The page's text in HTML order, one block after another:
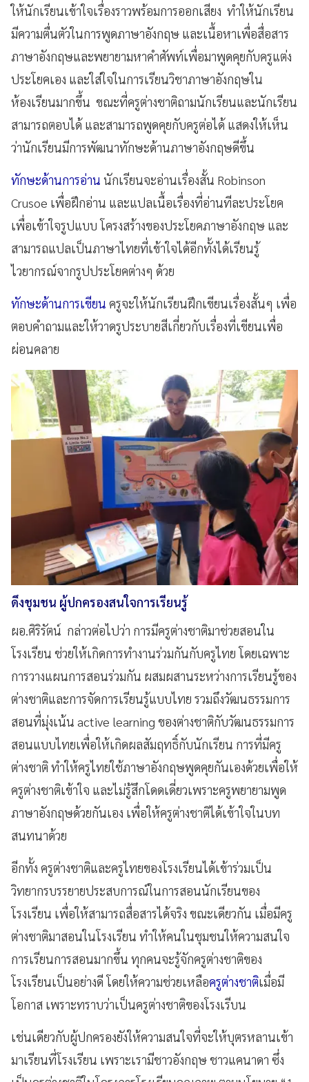
ให้นักเรียนเข้าใจเรื่องราวพร้อมการออกเสียง ทำให้นักเรียน
มีความตื่นตัวในการพูดภาษาอังกฤษ และเนื้อหาเพื่อสื่อสาร
ภาษาอังกฤษและพยายามหาคำศัพท์เพื่อมาพูดคุยกับครูแต่ง
ประโยคเอง และใส่ใจในการเรียนวิชาภาษาอังกฤษใน
ห้องเรียนมากขึ้น ขณะที่ครูต่างชาติถามนักเรียนและนักเรียน
สามารถตอบได้ และสามารถพูดคุยกับครูต่อได้ แสดงให้เห็น
ว่านักเรียนมีการพัฒนาทักษะด้านภาษาอังกฤษดีขึ้น
ทักษะด้านการอ่าน นักเรียนจะอ่านเรื่องสั้น Robinson
Crusoe เพื่อฝึกอ่าน และแปลเนื้อเรื่องที่อ่านทีละประโยค
เพื่อเข้าใจรูปแบบ โครงสร้างของประโยคภาษาอังกฤษ และ
สามารถแปลเป็นภาษาไทยที่เข้าใจได้อีกทั้งได้เรียนรู้
ไวยากรณ์จากรูปประโยคต่างๆ ด้วย
ทักษะด้านการเขียน ครูจะให้นักเรียนฝึกเขียนเรื่องสั้นๆ เพื่อ
ตอบคำถามและให้วาดรูประบายสีเกี่ยวกับเรื่องที่เขียนเพื่อ
ผ่อนคลาย
ดึงชุมชน ผู้ปกครองสนใจการเรียนรู้
ผอ.ศิริรัตน์ กล่าวต่อไปว่า การมีครูต่างชาติมาช่วยสอนใน
โรงเรียน ช่วยให้เกิดการทำงานร่วมกันกับครูไทย โดยเฉพาะ
การวางแผนการสอนร่วมกัน ผสมผสานระหว่างการเรียนรู้ของ
ต่างชาติและการจัดการเรียนรู้แบบไทย รวมถึงวัฒนธรรมการ
สอนที่มุ่งเน้น active learning ของต่างชาติกับวัฒนธรรมการ
สอนแบบไทยเพื่อให้เกิดผลสัมฤทธิ์กับนักเรียน การที่มีครู
ต่างชาติ ทำให้ครูไทยใช้ภาษาอังกฤษพูดคุยกันเองด้วยเพื่อให้
ครูต่างชาติเข้าใจ และไม่รู้สึกโดดเดี่ยวเพราะครูพยายามพูด
ภาษาอังกฤษด้วยกันเอง เพื่อให้ครูต่างชาติได้เข้าใจในบท
สนทนาด้วย
อีกทั้ง ครูต่างชาติและครูไทยของโรงเรียนได้เข้าร่วมเป็น
วิทยากรบรรยายประสบการณ์ในการสอนนักเรียนของ
โรงเรียน เพื่อให้สามารถสื่อสารได้จริง ขณะเดียวกัน เมื่อมีครู
ต่างชาติมาสอนในโรงเรียน ทำให้คนในชุมชนให้ความสนใจ
การเรียนการสอนมากขึ้น ทุกคนจะรู้จักครูต่างชาติของ
โรงเรียนเป็นอย่างดี โดยให้ความช่วยเหลือครูต่างชาติเมื่อมี
โอกาส เพราะทราบว่าเป็นครูต่างชาติของโรงเรีบน
เช่นเดียวกับผู้ปกครองยังให้ความสนใจที่จะให้บุตรหลานเข้า
มาเรียนที่โรงเรียน เพราะเรามีชาวอังกฤษ ชาวแคนาดา ซึ่ง